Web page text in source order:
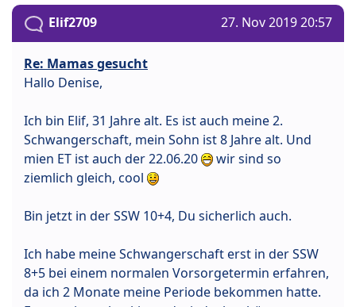
Elif2709 27. Nov 2019 20:57
Re: Mamas gesucht
Hallo Denise,
Ich bin Elif, 31 Jahre alt. Es ist auch meine 2.
Schwangerschaft, mein Sohn ist 8 Jahre alt. Und
mien ET ist auch der 22.06.20
wir sind so
ziemlich gleich, cool
Bin jetzt in der SSW 10+4, Du sicherlich auch.
Ich habe meine Schwangerschaft erst in der SSW
8+5 bei einem normalen Vorsorgetermin erfahren,
da ich 2 Monate meine Periode bekommen hatte.